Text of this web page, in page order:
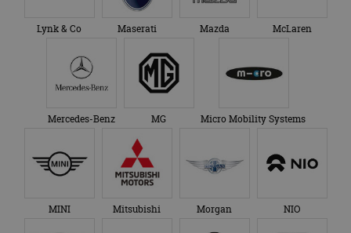
Lynk & Co Maserati Mazda McLaren
Mercedes-Benz MG Micro Mobility Systems
MINI Mitsubishi Morgan NIO